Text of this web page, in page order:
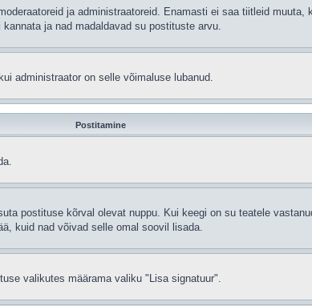
ja administraatoreid. Enamasti ei saa tiitleid muuta,
ja nad madaldavad su postituste arvu.
administraator on selle võimaluse lubanud.
Postitamine
postituse kõrval olevat nuppu. Kui keegi on su teatele
kuid nad võivad selle omal soovil lisada.
valikutes määrama valiku "Lisa signatuur".